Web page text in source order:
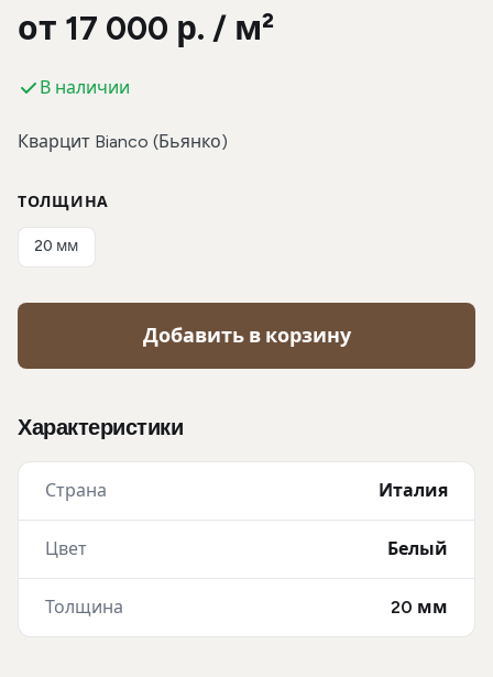
от 17 000 р. / м²
В наличии
Кварцит Bianco (Бьянко)
ТОЛЩИНА
20 мм
Добавить в корзину
Характеристики
Страна Италия
Цвет Белый
Толщина 20 мм